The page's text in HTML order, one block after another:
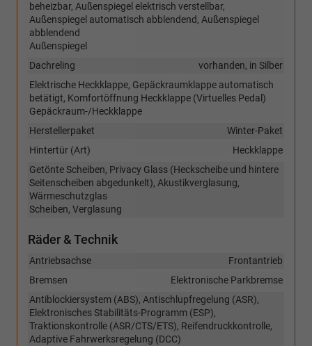
beheizbar, Außenspiegel elektrisch verstellbar,
Außenspiegel automatisch abblendend, Außenspiegel
abblendend
Außenspiegel
vorhanden, in Silber
Dachreling
Elektrische Heckklappe, Gepäckraumklappe automatisch
betätigt, Komfortöffnung Heckklappe (Virtuelles Pedal)
Gepäckraum-/Heckklappe
Winter-Paket
Herstellerpaket
Heckklappe
Hintertür (Art)
Getönte Scheiben, Privacy Glass (Heckscheibe und hintere
Seitenscheiben abgedunkelt), Akustikverglasung,
Wärmeschutzglas
Scheiben, Verglasung
Räder & Technik
Frontantrieb
Antriebsachse
Elektronische Parkbremse
Bremsen
Antiblockiersystem (ABS), Antischlupfregelung (ASR),
Elektronisches Stabilitäts-Programm (ESP),
Traktionskontrolle (ASR/CTS/ETS), Reifendruckkontrolle,
Adaptive Fahrwerksregelung (DCC)